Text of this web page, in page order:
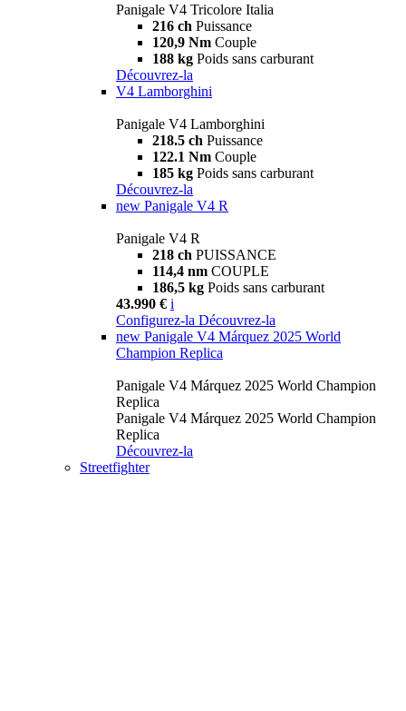
Panigale V4 Tricolore Italia
216 ch Puissance
120,9 Nm Couple
188 kg Poids sans carburant
Découvrez-la
V4 Lamborghini
Panigale V4 Lamborghini
218.5 ch Puissance
122.1 Nm Couple
185 kg Poids sans carburant
Découvrez-la
new Panigale V4 R
Panigale V4 R
218 ch PUISSANCE
114,4 nm COUPLE
186,5 kg Poids sans carburant
43.990 € i
Configurez-la Découvrez-la
new Panigale V4 Márquez 2025 World
Champion Replica
Panigale V4 Márquez 2025 World Champion
Replica
Panigale V4 Márquez 2025 World Champion
Replica
Découvrez-la
Streetfighter